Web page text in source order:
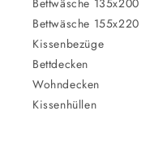
Bettwäsche 135x200
Bettwäsche 155x220
Kissenbezüge
Bettdecken
Wohndecken
Kissenhüllen